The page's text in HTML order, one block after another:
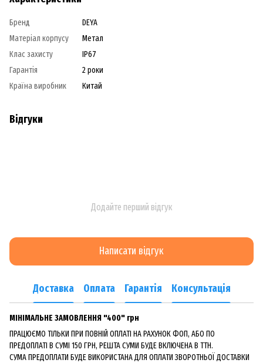
Бренд
DEYA
Матеріал корпусу
Метал
Клас захисту
IP67
Гарантія
2 роки
Країна виробник
Китай
Відгуки
Додайте перший відгук
Написати відгук
Доставка Оплата Гарантія Консультація
МІНІМАЛЬНЕ ЗАМОВЛЕННЯ "400" грн
ПРАЦЮЄМО ТІЛЬКИ ПРИ ПОВНІЙ ОПЛАТІ НА РАХУНОК ФОП, АБО ПО
ПРЕДОПЛАТІ В СУМІ 150 ГРН, РЕШТА СУМИ БУДЕ ВКЛЮЧЕНА В ТТН.
СУМА ПРЕДОПЛАТИ БУДЕ ВИКОРИСТАНА ДЛЯ ОПЛАТИ ЗВОРОТНЬОЇ ДОСТАВКИ